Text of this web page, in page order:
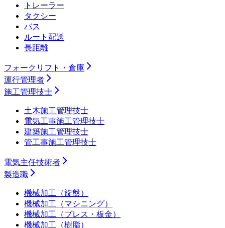
トレーラー
タクシー
バス
ルート配送
長距離
フォークリフト・倉庫
運行管理者
施工管理技士
土木施工管理技士
電気工事施工管理技士
建築施工管理技士
管工事施工管理技士
電気主任技術者
製造職
機械加工（旋盤）
機械加工（マシニング）
機械加工（プレス・板金）
機械加工（樹脂）